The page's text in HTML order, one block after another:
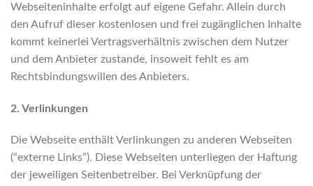
Webseiteninhalte erfolgt auf eigene Gefahr. Allein durch
den Aufruf dieser kostenlosen und frei zugänglichen Inhalte
kommt keinerlei Vertragsverhältnis zwischen dem Nutzer
und dem Anbieter zustande, insoweit fehlt es am
Rechtsbindungswillen des Anbieters.
2. Verlinkungen
Die Webseite enthält Verlinkungen zu anderen Webseiten
(“externe Links”). Diese Webseiten unterliegen der Haftung
der jeweiligen Seitenbetreiber. Bei Verknüpfung der